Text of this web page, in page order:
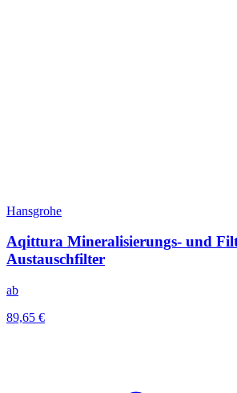
Hansgrohe
Aqittura Mineralisierungs- und
Austauschfilter
ab
89,65 €